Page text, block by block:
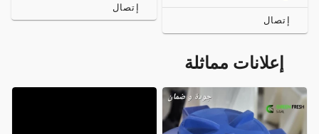
إتصال
إتصال
إعلانات مماثلة